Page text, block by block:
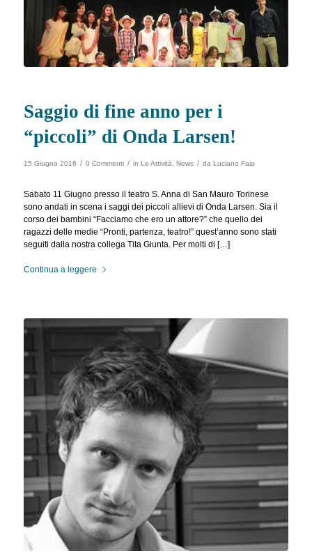
Saggio di fine anno per i
“piccoli” di Onda Larsen!
15 Giugno 2016 / 0 Commenti / in Le Attività, News / da Luciano Faia
Sabato 11 Giugno presso il teatro S. Anna di San Mauro Torinese
sono andati in scena i saggi dei piccoli allievi di Onda Larsen. Sia il
corso dei bambini “Facciamo che ero un attore?” che quello dei
ragazzi delle medie “Pronti, partenza, teatro!” quest’anno sono stati
seguiti dalla nostra collega Tita Giunta. Per molti di […]
Continua a leggere